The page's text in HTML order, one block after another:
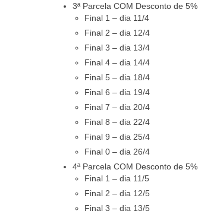
3ª Parcela COM Desconto de 5%
Final 1 – dia 11/4
Final 2 – dia 12/4
Final 3 – dia 13/4
Final 4 – dia 14/4
Final 5 – dia 18/4
Final 6 – dia 19/4
Final 7 – dia 20/4
Final 8 – dia 22/4
Final 9 – dia 25/4
Final 0 – dia 26/4
4ª Parcela COM Desconto de 5%
Final 1 – dia 11/5
Final 2 – dia 12/5
Final 3 – dia 13/5